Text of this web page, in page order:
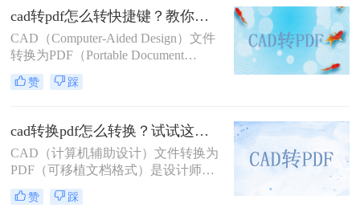
CAD转PDF怎么转呢？本文将介绍两
种将CAD文件转换为PDF的方法。
cad转pdf怎么转快捷键？教你二种很容易学会的方法！
CAD（Computer-Aided Design）文件
转换为PDF（Portable Document
Format）格式，可以方便地进行文件
共享、打印和存档。那么cad转pdf怎
的CAD转PDF方法，帮助您快速实现
文件转换。
赞 踩
cad转换pdf怎么转换？试试这二种实用方法！
CAD（计算机辅助设计）文件转换为
PDF（可移植文档格式）是设计师和
工程师在日常工作中经常遇到的需
求。PDF格式因其良好的兼容性和易
赞 踩